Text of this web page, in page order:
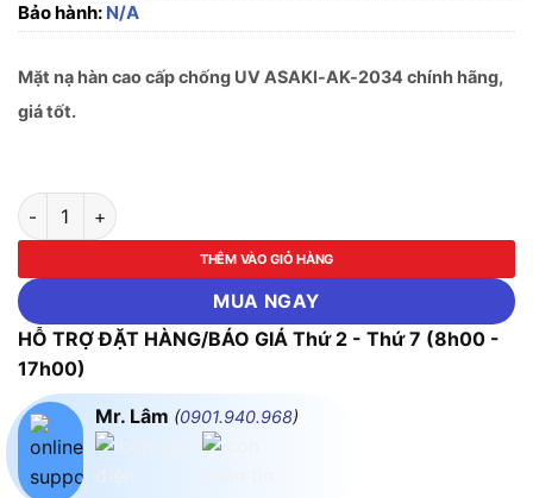
Bảo hành: N/A
Mặt nạ hàn cao cấp chống UV ASAKI-AK-2034 chính hãng,
giá tốt.
Mặt nạ hàn cao cấp chống UV ASAKI-AK-2034 số lượng
THÊM VÀO GIỎ HÀNG
MUA NGAY
HỖ TRỢ ĐẶT HÀNG/BÁO GIÁ Thứ 2 - Thứ 7 (8h00 -
17h00)
Mr. Lâm (0901.940.968)